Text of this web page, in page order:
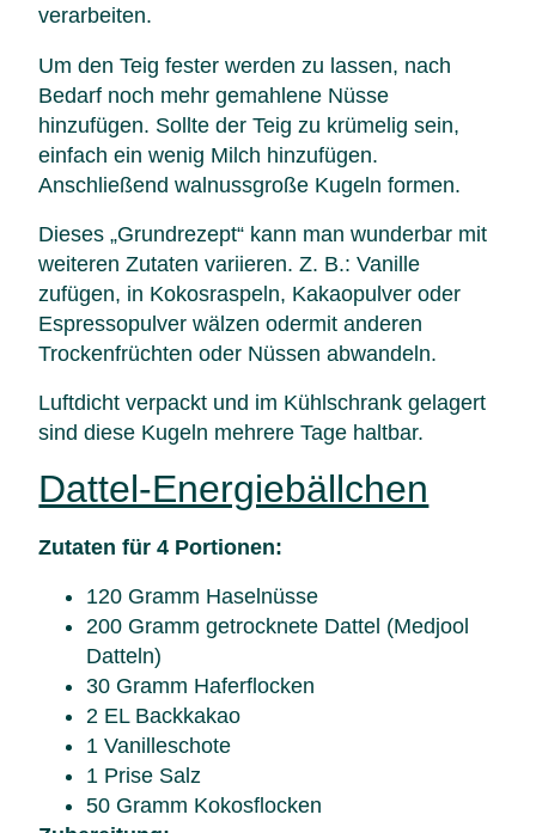
verarbeiten.
Um den Teig fester werden zu lassen, nach
Bedarf noch mehr gemahlene Nüsse
hinzufügen. Sollte der Teig zu krümelig sein,
einfach ein wenig Milch hinzufügen.
Anschließend walnussgroße Kugeln formen.
Dieses „Grundrezept“ kann man wunderbar mit
weiteren Zutaten variieren. Z. B.: Vanille
zufügen, in Kokosraspeln, Kakaopulver oder
Espressopulver wälzen odermit anderen
Trockenfrüchten oder Nüssen abwandeln.
Luftdicht verpackt und im Kühlschrank gelagert
sind diese Kugeln mehrere Tage haltbar.
Dattel-Energiebällchen
Zutaten für 4 Portionen:
120 Gramm Haselnüsse
200 Gramm getrocknete Dattel (Medjool
Datteln)
30 Gramm Haferflocken
2 EL Backkakao
1 Vanilleschote
1 Prise Salz
50 Gramm Kokosflocken